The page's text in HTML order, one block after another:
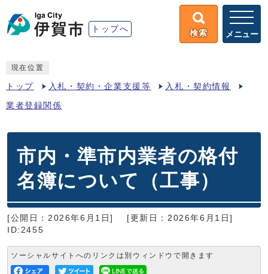
トップへ 検索 メニュー
現在位置
トップ 入札・契約・企業支援等 入札・契約情報
業者登録関係
市内・準市内業者の格付
名簿について（工事）
[公開日：2026年6月1日]
[更新日：2026年6月1日]
ID:2455
ソーシャルサイトへのリンクは別ウィンドウで開きます